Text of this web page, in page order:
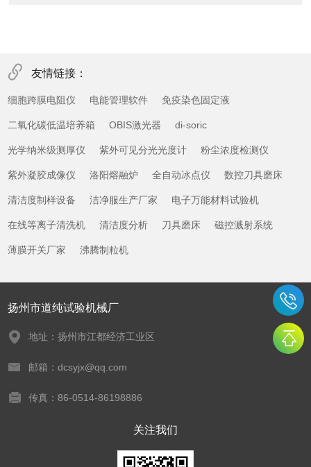
友情链接：
细胞跨膜电阻仪 电能管理软件 免疫染色固定液
二氧化碳低温培养箱 OBIS激光器 di-soric
光学纳米级测厚仪 紫外可见分光光度计 粉尘浓度检测仪
紫外凝胶成像仪 洛阳熔融炉 全自动冰点仪 数控刀具磨床
清洁度制样设备 洁净服生产厂家 电子万能材料试验机
在线等离子清洗机 清洁度分析 刀具磨床 磁控溅射系统
薄膜开关厂家 沸腾制粒机
扬州市道纯试验机械厂
地址：扬州市江都经济工业区
邮箱：dcsyjx@qq.com
传真：86-0514-86198886
关注我们